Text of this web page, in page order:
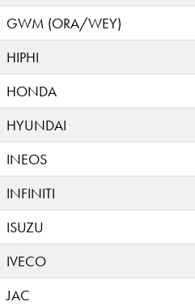
GWM (ORA/WEY)
HIPHI
HONDA
HYUNDAI
INEOS
INFINITI
ISUZU
IVECO
JAC